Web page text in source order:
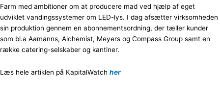
Farm med ambitioner om at producere mad ved hjælp af eget
udviklet vandingssystemer om LED-lys. I dag afsætter virksomheden
sin produktion gennem en abonnementsordning, der tæller kunder
som bl.a Aamanns, Alchemist, Meyers og Compass Group samt en
række catering-selskaber og kantiner.
Læs hele artiklen på KapitalWatch her